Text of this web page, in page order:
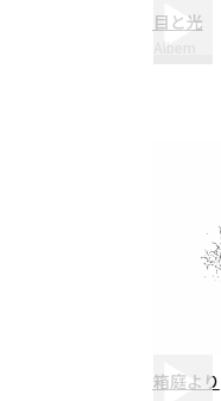
目と光
Albem
箱庭より